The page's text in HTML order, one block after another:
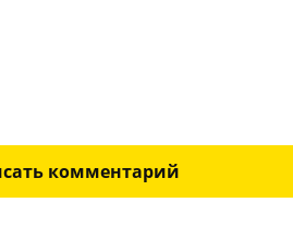
комментарий